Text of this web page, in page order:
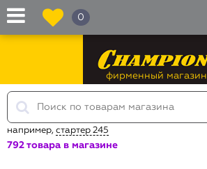
фирменный магазин
например, стартер 245
792 товара в магазине
0